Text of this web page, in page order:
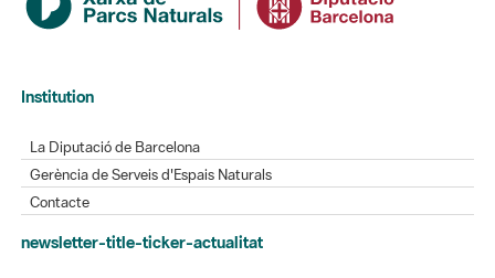
La Diputació de Barcelona
Contacte
newsletter-title-ticker-actualitat
L'Informatiu dels Parcs